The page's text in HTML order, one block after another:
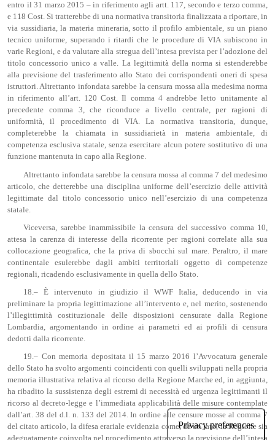
entro il 31 marzo 2015 – in riferimento agli artt. 117, secondo e terzo comma,
e 118 Cost. Si tratterebbe di una normativa transitoria finalizzata a riportare, in
via sussidiaria, la materia mineraria, sotto il profilo ambientale, su un piano
tecnico uniforme, superando i ritardi che le procedure di VIA subiscono in
varie Regioni, e da valutare alla stregua dell’intesa prevista per l’adozione del
titolo concessorio unico a valle. La legittimità della norma si estenderebbe
alla previsione del trasferimento allo Stato dei corrispondenti oneri di spesa
istruttori. Altrettanto infondata sarebbe la censura mossa alla medesima norma
in riferimento all’art. 120 Cost. Il comma 4 andrebbe letto unitamente al
precedente comma 3, che riconduce a livello centrale, per ragioni di
uniformità, il procedimento di VIA. La normativa transitoria, dunque,
completerebbe la chiamata in sussidiarietà in materia ambientale, di
competenza esclusiva statale, senza esercitare alcun potere sostitutivo di una
funzione mantenuta in capo alla Regione.
Altrettanto infondata sarebbe la censura mossa al comma 7 del medesimo
articolo, che detterebbe una disciplina uniforme dell’esercizio delle attività
legittimate dal titolo concessorio unico nell’esercizio di una competenza
statale.
Viceversa, sarebbe inammissibile la censura del successivo comma 10,
attesa la carenza di interesse della ricorrente per ragioni correlate alla sua
collocazione geografica, che la priva di sbocchi sul mare. Peraltro, il mare
continentale esulerebbe dagli ambiti territoriali oggetto di competenze
regionali, ricadendo esclusivamente in quella dello Stato.
18.– È intervenuto in giudizio il WWF Italia, deducendo in via
preliminare la propria legittimazione all’intervento e, nel merito, sostenendo
l’illegittimità costituzionale delle disposizioni censurate dalla Regione
Lombardia, argomentando in ordine ai parametri ed ai profili di censura
dedotti dalla ricorrente.
19.– Con memoria depositata il 15 marzo 2016 l’Avvocatura generale
dello Stato ha svolto argomenti coincidenti con quelli sviluppati nella propria
memoria illustrativa relativa al ricorso della Regione Marche ed, in aggiunta,
ha ribadito la sussistenza degli estremi di necessità ed urgenza legittimanti il
ricorso al decreto-legge e l’immediata applicabilità delle misure contemplate
dall’art. 38 del d.l. n. 133 del 2014. In ordine alle censure mosse al comma 7
del citato articolo, la difesa erariale evidenzia come, da un lato, la Regione sia